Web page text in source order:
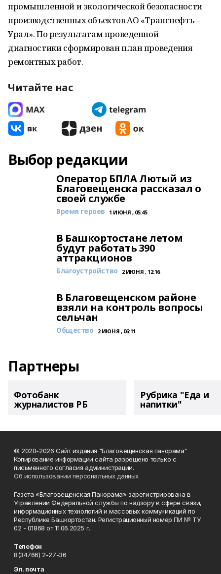
промышленной и экологической безопасности
производственных объектов АО «Транснефть –
Урал». По результатам проведенной
диагностики сформирован план проведения
ремонтных работ.
Читайте нас
Выбор редакции
Оператор БПЛА Лютый из
Благовещенска рассказал о
своей службе
Время героев 1 ИЮНЯ , 05:45
В Башкортостане летом
будут работать 390
аттракционов
Благоустройство 2 ИЮНЯ , 12:16
В Благовещенском районе
взяли на контроль вопросы
сельчан
Общество 2 ИЮНЯ , 06:11
Партнеры
Фотобанк
журналистов РБ
Рубрика "Еда и
напитки"
© 2020-2026 Сайт издания "Благовещенская панорама"
Копирование информации сайта разрешено только с
письменного согласия администрации.
Об использовании персональных данных
Газета «Благовещенская Панорама» зарегистрирована в
Управлении Федеральной службы по надзору в сфере связи,
информационных технологий и массовых коммуникаций по
Республике Башкортостан. Регистрационный номер ПИ № ТУ
02 - 01868 от 11.06.2025 г.
Телефон
8(34766) 2-27-36
Эл. почта